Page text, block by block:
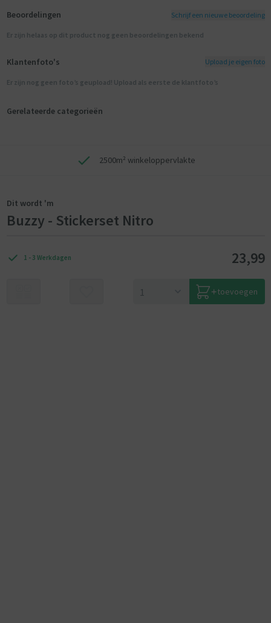
Beoordelingen Schrijf een nieuwe beoordeling
Er zijn helaas op dit product nog geen beoordelingen bekend
Klantenfoto's Upload je eigen foto
Er zijn nog geen foto’s geupload! Upload als eerste de klantfoto’s
Gerelateerde categorieën
2500m² winkeloppervlakte
Dit wordt 'm
Buzzy - Stickerset Nitro
1 - 3 Werkdagen 23,99
toevoegen